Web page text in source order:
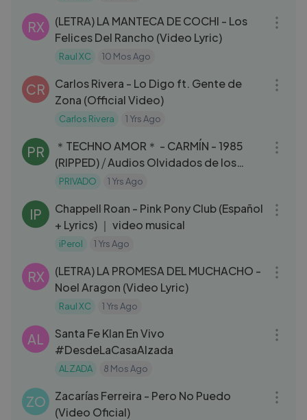
RX
(LETRA) LA MANTECA DE COCHI - Los
Felices Del Rancho (Video Lyric)
Raul XC 10 Mos Ago
CR
Carlos Rivera - Lo Digo ft. Gente de
Zona (Official Video)
Carlos Rivera 1 Yrs Ago
PR
＊TECHNO AMOR＊ - CARMÍN - 1985
(RIPPED) ⧸ Audios Olvidados de los
80s...
PRIVADO 1 Yrs Ago
IP
Chappell Roan - Pink Pony Club (Español
+ Lyrics) ｜ video musical
iPerol 1 Yrs Ago
RX
(LETRA) LA PROMESA DEL MUCHACHO -
Noel Aragon (Video Lyric)
Raul XC 1 Yrs Ago
AL
Santa Fe Klan En Vivo
#DesdeLaCasaAlzada
ALZADA 8 Mos Ago
ZO
Zacarías Ferreira - Pero No Puedo
(Video Oficial)